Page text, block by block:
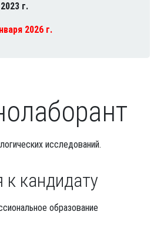
г.
2026 г.
исследований.
к кандидату
образование